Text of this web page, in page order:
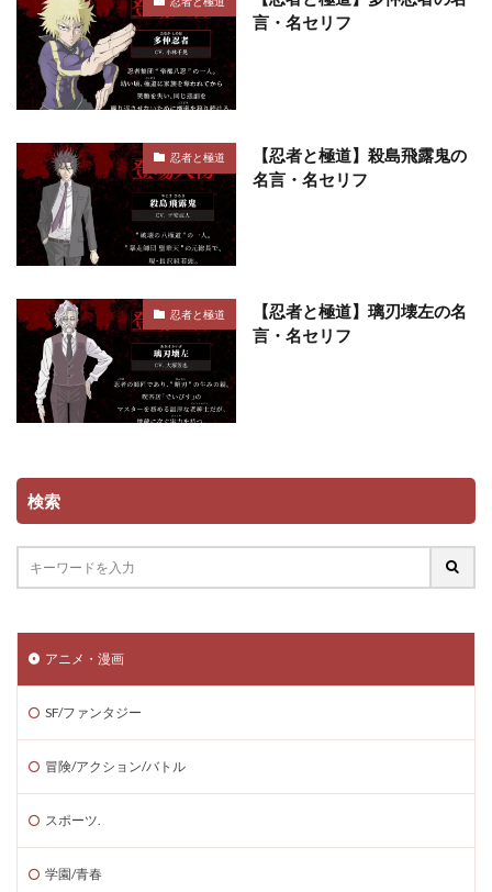
言・名セリフ
忍者と極道
【忍者と極道】殺島飛露鬼の
名言・名セリフ
忍者と極道
【忍者と極道】璃刃壊左の名
言・名セリフ
検索
アニメ・漫画
SF/ファンタジー
冒険/アクション/バトル
スポーツ.
学園/青春